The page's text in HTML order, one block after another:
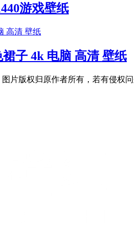
游戏壁纸
子 4k 电脑 高清 壁纸
片版权归原作者所有，若有侵权